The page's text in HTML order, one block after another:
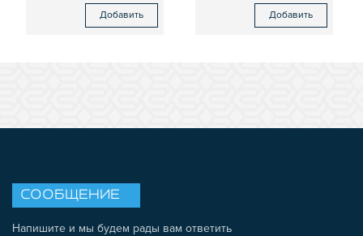
Добавить Добавить
СООБЩЕНИЕ
Напишите и мы будем рады вам ответить